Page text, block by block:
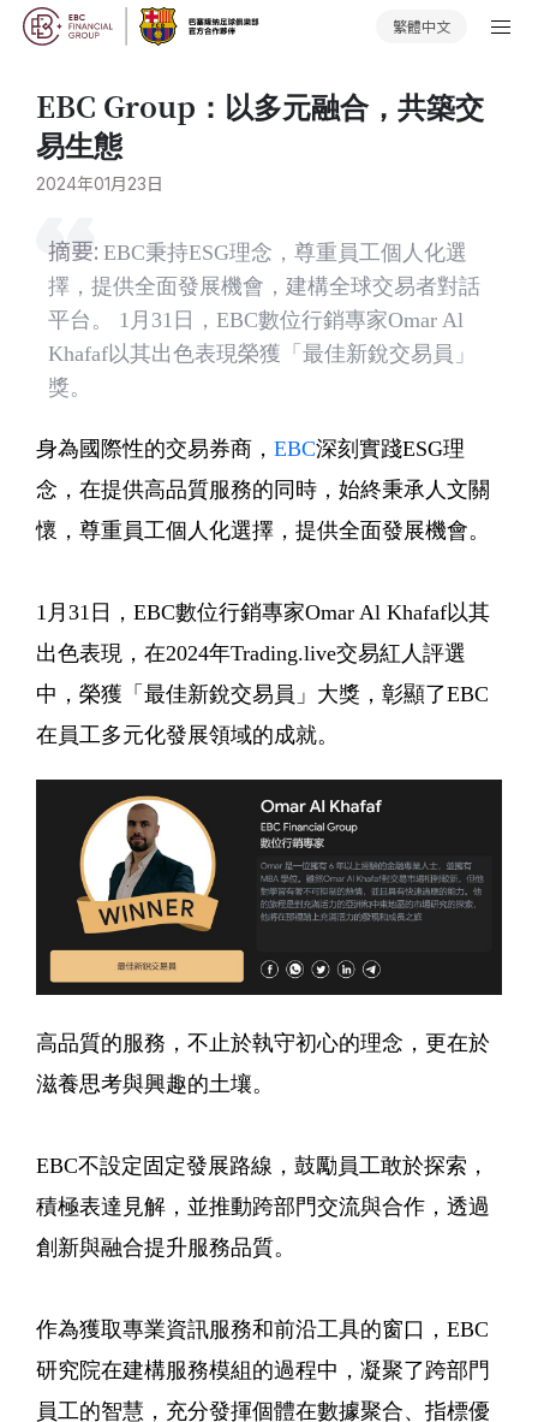
繁體中文
EBC Group：以多元融合，共築交
易生態
2024年01月23日
摘要: EBC秉持ESG理念，尊重員工個人化選
擇，提供全面發展機會，建構全球交易者對話
平台。 1月31日，EBC數位行銷專家Omar Al
Khafaf以其出色表現榮獲「最佳新銳交易員」
獎。
身為國際性的交易券商，EBC深刻實踐ESG理
念，在提供高品質服務的同時，始終秉承人文關
懷，尊重員工個人化選擇，提供全面發展機會。
1月31日，EBC數位行銷專家Omar Al Khafaf以其
出色表現，在2024年Trading.live交易紅人評選
中，榮獲「最佳新銳交易員」大獎，彰顯了EBC
在員工多元化發展領域的成就。
高品質的服務，不止於執守初心的理念，更在於
滋養思考與興趣的土壤。
EBC不設定固定發展路線，鼓勵員工敢於探索，
積極表達見解，並推動跨部門交流與合作，透過
創新與融合提升服務品質。
作為獲取專業資訊服務和前沿工具的窗口，EBC
研究院在建構服務模組的過程中，凝聚了跨部門
員工的智慧，充分發揮個體在數據聚合、指標優